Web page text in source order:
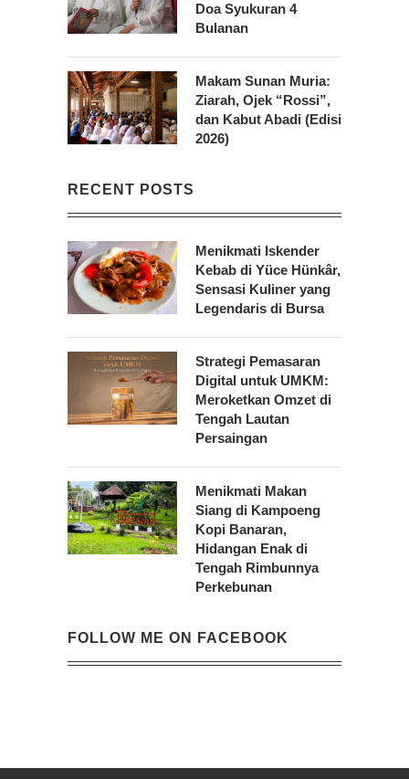
Doa Syukuran 4
Bulanan
Makam Sunan Muria:
Ziarah, Ojek “Rossi”,
dan Kabut Abadi (Edisi
2026)
RECENT POSTS
Menikmati Iskender
Kebab di Yüce Hünkâr,
Sensasi Kuliner yang
Legendaris di Bursa
Strategi Pemasaran
Digital untuk UMKM:
Meroketkan Omzet di
Tengah Lautan
Persaingan
Menikmati Makan
Siang di Kampoeng
Kopi Banaran,
Hidangan Enak di
Tengah Rimbunnya
Perkebunan
FOLLOW ME ON FACEBOOK